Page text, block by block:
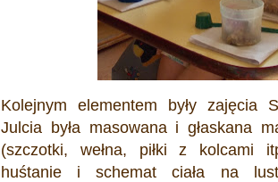
Kolejnym elementem były zajęcia
Julcia była masowana i głaskana
(szczotki, wełna, piłki z kolcami
huśtanie i schemat ciała na